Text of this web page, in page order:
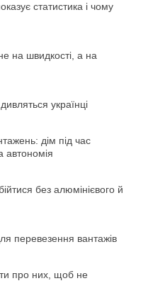
статистика і чому
на швидкості, а на
українці
дім під час
автономія
без алюмінієвого й
перевезення вантажів
про них, щоб не